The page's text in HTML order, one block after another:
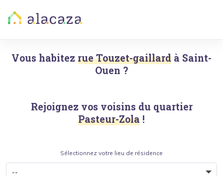
Vous habitez rue Touzet-gaillard à Saint-
Ouen ?
Rejoignez vos voisins du quartier
Pasteur-Zola !
Sélectionnez votre lieu de résidence